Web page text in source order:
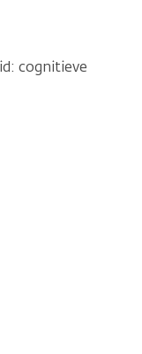
cognitieve